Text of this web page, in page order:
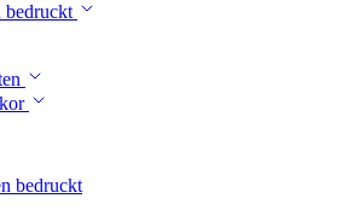
bedruckt
bedruckt